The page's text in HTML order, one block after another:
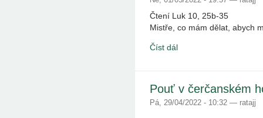
Čtení Luk 10, 25b-35
Mistře, co mám dělat, abych
Číst dál
Pouť v čerčanském
Pá, 29/04/2022 - 10:32 — ratajj